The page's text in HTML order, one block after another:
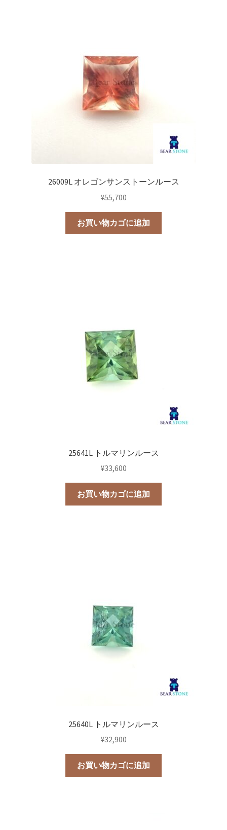
26009L オレゴンサンストーンルース
¥55,700
お買い物カゴに追加
25641L トルマリンルース
¥33,600
お買い物カゴに追加
25640L トルマリンルース
¥32,900
お買い物カゴに追加